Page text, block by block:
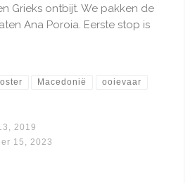
Grieks ontbijt. We pakken de
Ana Poroia. Eerste stop is
Macedonië ooievaar
2019
15, 2023